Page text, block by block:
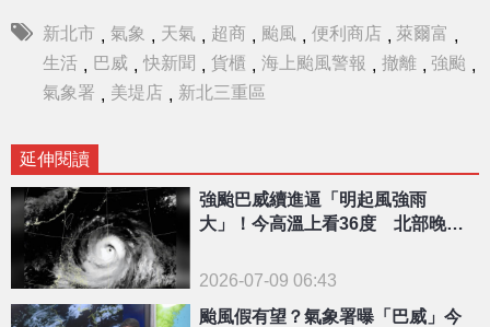
新北市 , 氣象 , 天氣 , 超商 , 颱風 , 便利商店 , 萊爾富 ,
生活 , 巴威 , 快新聞 , 貨櫃 , 海上颱風警報 , 撤離 , 強颱 ,
氣象署 , 美堤店 , 新北三重區
延伸閱讀
強颱巴威續進逼「明起風強雨
大」！今高溫上看36度 北部晚間
2026-07-09 06:43
颱風假有望？氣象署曝「巴威」今